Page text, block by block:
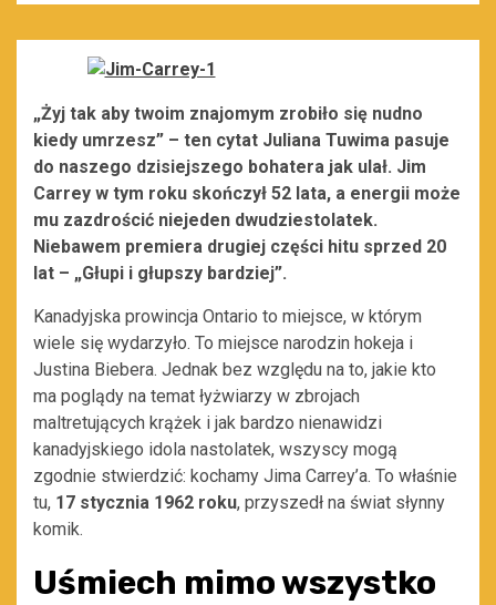
„Żyj tak aby twoim znajomym zrobiło się nudno
kiedy umrzesz” – ten cytat Juliana Tuwima pasuje
do naszego dzisiejszego bohatera jak ulał. Jim
Carrey w tym roku skończył 52 lata, a energii może
mu zazdrościć niejeden dwudziestolatek.
Niebawem premiera drugiej części hitu sprzed 20
lat – „Głupi i głupszy bardziej”.
Kanadyjska prowincja Ontario to miejsce, w którym
wiele się wydarzyło. To miejsce narodzin hokeja i
Justina Biebera. Jednak bez względu na to, jakie kto
ma poglądy na temat łyżwiarzy w zbrojach
maltretujących krążek i jak bardzo nienawidzi
kanadyjskiego idola nastolatek, wszyscy mogą
zgodnie stwierdzić: kochamy Jima Carrey’a. To właśnie
tu, 17 stycznia 1962 roku, przyszedł na świat słynny
komik.
Uśmiech mimo wszystko